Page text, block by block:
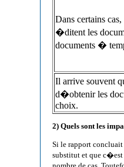
Dans certains
�ditent les
documents �
Il arrive souvent
d�obtenir les
choix.
2) Quels sont les
Si le rapport
substitut et que